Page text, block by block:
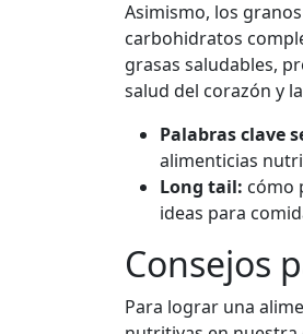
Asimismo, los
carbohidratos
grasas saludables,
salud del corazón y
Palabras clave
alimenticias
Long tail: cómo
ideas para
Consejos
Para lograr una